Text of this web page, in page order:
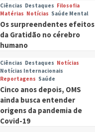
Ciências Destaques Filosofia
Matérias Notícias Saúde Mental
Os surpreendentes efeitos
da Gratidão no cérebro
humano
Ciências Destaques Notícias
Notícias Internacionais
Reportagens Saúde
Cinco anos depois, OMS
ainda busca entender
origens da pandemia de
Covid-19